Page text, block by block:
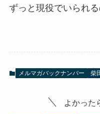
ずっと現役でいられる
メルマガバックナンバー 柴
よかった